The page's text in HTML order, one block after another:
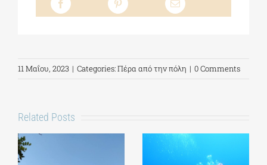
11 Μαΐου, 2023 | Categories:Πέρα από την πόλη | 0 Comments
Related Posts